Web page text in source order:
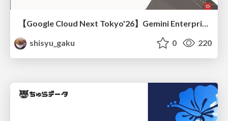
【Google Cloud Next Tokyo'26】Gemini Enterprise と Oracle AI Database で実現する、 業務データ活用を実現する AI エージェント実装
shisyu_gaku
0 220